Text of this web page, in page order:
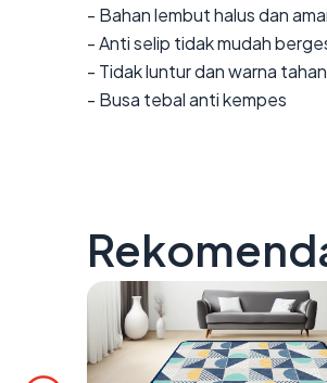
- Bahan lembut halus dan
- Anti selip tidak mudah
- Tidak luntur dan warna
- Busa tebal anti kempes